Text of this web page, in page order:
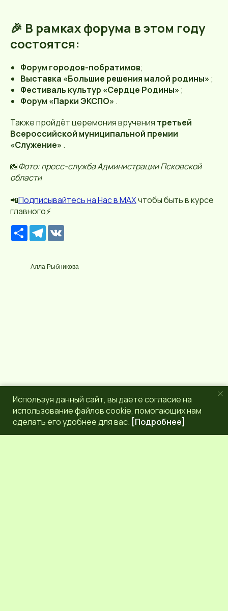
🎉 В рамках форума в этом году
состоятся:
Форум городов-побратимов;
Выставка «Большие решения малой родины» ;
Фестиваль культур «Сердце Родины» ;
Форум «Парки ЭКСПО» .
Также пройдёт церемония вручения третьей
Всероссийской муниципальной премии
«Служение» .
📸Фото: пресс-служба Администрации Псковской
области
📲Подписывайтесьна Нас в МАХчтобы быть в курсе
главного⚡️
Р
е
р
с
T
e
g
r
Алла Рыбникова
Используя данный сайт, вы даете согласие на
использование файлов cookie, помогающих нам
сделать его удобнее для вас. [Подробнее]